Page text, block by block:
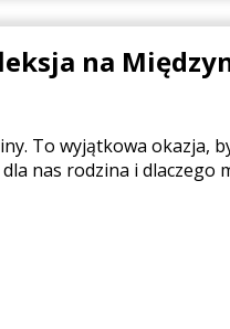
na
To wyjątkowa okazja,
nas rodzina i dlaczego